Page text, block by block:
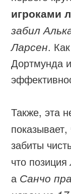
игроками
забил
Ларсен.
Дортмунда
Также, эта
забиты
что позиция
а Санчо